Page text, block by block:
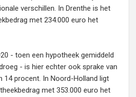
verschillen. In Drenthe is het
met 234.000 euro het
- toen een hypotheek gemiddeld
- is hier echter ook sprake van
14 procent. In Noord-Holland ligt
met 353.000 euro het